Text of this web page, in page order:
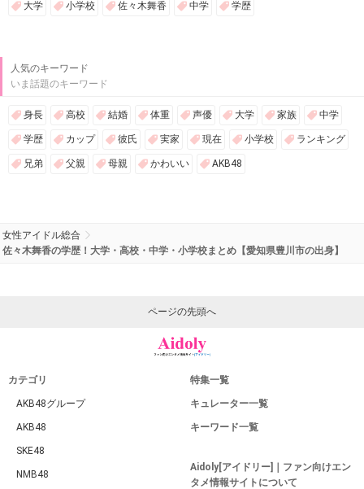
大学 小学校 佐々木舞香 中学 学歴
人気のキーワード
いま話題のキーワード
身長 高校 結婚 体重 声優 大学 家族 中学
学歴 カップ 彼氏 実家 現在 小学校 ランキング
兄弟 父親 母親 かわいい AKB48
女性アイドル総合
佐々木舞香の学歴！大学・高校・中学・小学校まとめ【愛知県豊川市の出身】
ページの先頭へ
カテゴリ
AKB48グループ
AKB48
SKE48
NMB48
特集一覧
キュレーター一覧
キーワード一覧
Aidoly[アイドリー]｜ファン向けエン
タメ情報サイトについて